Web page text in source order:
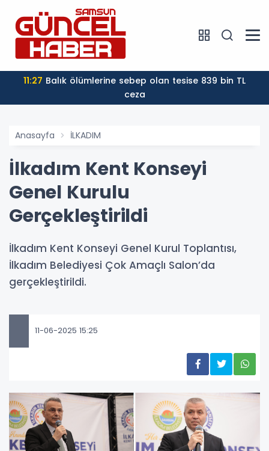
11:27
ceza
Anasayfa İLKADIM
İlkadım Kent Konseyi
Genel Kurulu
Gerçekleştirildi
İlkadım Kent Konseyi Genel Kurul Toplantısı,
İlkadım Belediyesi Çok Amaçlı Salon’da
gerçekleştirildi.
11-06-2025 15:25